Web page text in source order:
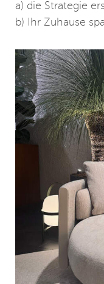
a) die Strategie
b) Ihr Zuhause